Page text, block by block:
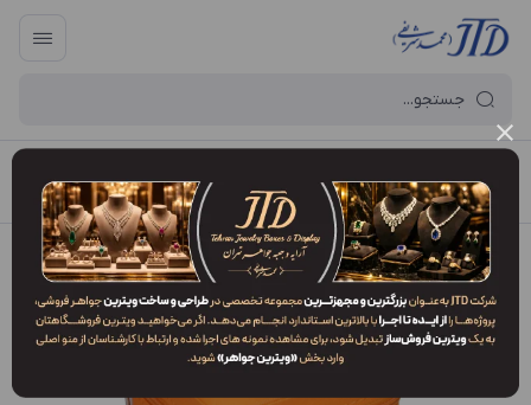
آرایه و جعبه جواهر تهران / فهرست محصولات / کلکسیون KP1 DON3